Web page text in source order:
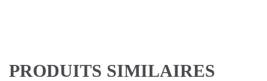
PRODUITS SIMILAIRES